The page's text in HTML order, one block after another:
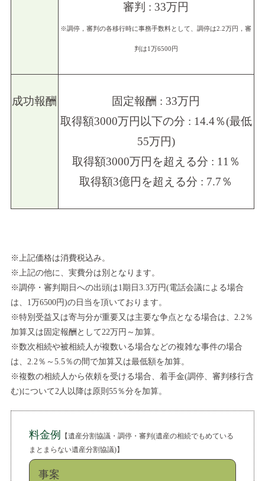
審判 : 33万円
※調停，審判の各移行時に事務手数料として、調停は2.2万円，審
判は1万6500円
成功報酬
固定報酬 : 33万円
取得額3000万円以下の分 : 14.4％(最低
55万円)
取得額3000万円を超える分 : 11％
取得額3億円を超える分 : 7.7％
※上記価格は消費税込み。
※上記の他に、実費分は別となります。
※調停・審判期日への出頭は1期日3.3万円(電話会議による場合
は、1万6500円)の日当を頂いております。
※特別受益又は寄与分が重要又は主要な争点となる場合は、2.2％
加算又は固定報酬として22万円～加算。
※数次相続や被相続人が複数いる場合などの複雑な事件の場合
は、2.2％～5.5％の間で加算又は最低額を加算。
※複数の相続人から依頼を受ける場合、着手金(調停、審判移行含
む)について2人以降は原則55％分を加算。
料金例
【遺産分割協議・調停・審判(遺産の相続でもめている
まとまらない遺産分割協議)】
事案